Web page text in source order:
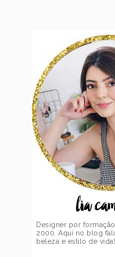
lia
Designer por
2000. Aqui no blog
beleza e estilo de vida!